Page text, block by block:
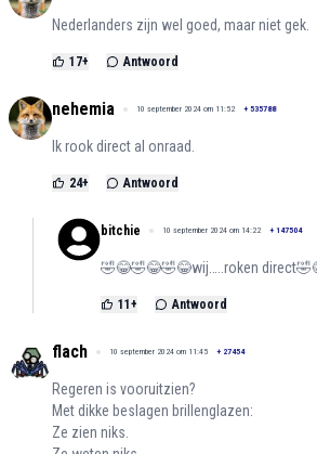
Nederlanders zijn wel goed, maar niet gek.
17+ Antwoord
nehemia 10 september 2024 om 11:52 + 535788
Ik rook direct al onraad.
24+ Antwoord
bitchie 10 september 2024 om 14:22 + 147504
🤣😂🤣😂🤣😂wij…..roken
11 + Antwoord
flach 10 september 2024 om 11:45 + 27454
Regeren is vooruitzien?
Met dikke beslagen brillenglazen:
Ze zien niks.